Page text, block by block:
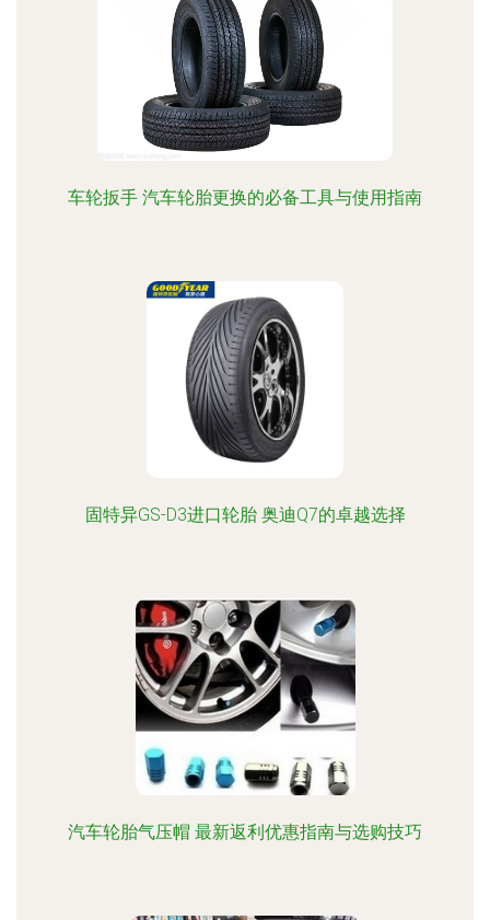
车轮扳手 汽车轮胎更换的必备工具与使用指南
固特异GS-D3进口轮胎 奥迪Q7的卓越选择
汽车轮胎气压帽 最新返利优惠指南与选购技巧